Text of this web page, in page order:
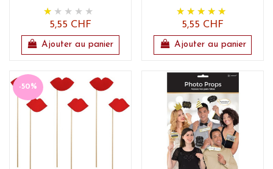
5,55 CHF
Ajouter au panier
5,55 CHF
Ajouter au panier
-50%